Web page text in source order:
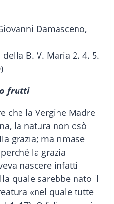
Damasceno,
B. V. Maria 2. 4. 5.
frutti
che la Vergine Madre
la natura non osò
grazia; ma rimase
la grazia
nascere infatti
quale sarebbe nato il
«nel quale tutte